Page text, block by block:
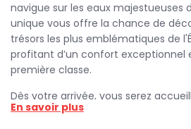
navigue sur les eaux majestueuses
unique vous offre la chance de
trésors les plus emblématiques de
profitant d’un confort exceptionnel
première classe.
Dès votre arrivée, vous serez
chaleureux et attentif, prêt à faire
En savoir plus